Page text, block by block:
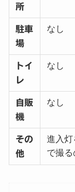
所
駐車
場
なし
トイ
レ
なし
自販
機
なし
その
他
進入
で撮る